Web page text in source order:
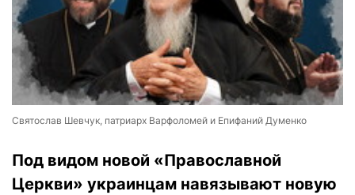
Святослав Шевчук, патриарх Варфоломей и Епифаний Думенко
Под видом новой «Православной
Церкви» украинцам навязывают новую